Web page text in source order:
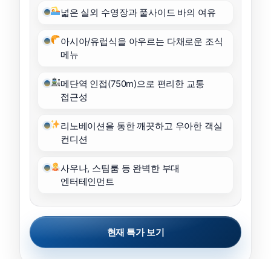
넓은 실외 수영장과 풀사이드 바의 여유
아시아/유럽식을 아우르는 다채로운 조식
메뉴
메단역 인접(750m)으로 편리한 교통
접근성
리노베이션을 통한 깨끗하고 우아한 객실
컨디션
사우나, 스팀룸 등 완벽한 부대
엔터테인먼트
현재 특가 보기